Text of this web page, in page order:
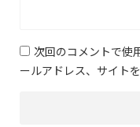
次回のコメントで使
ールアドレス、サイトを